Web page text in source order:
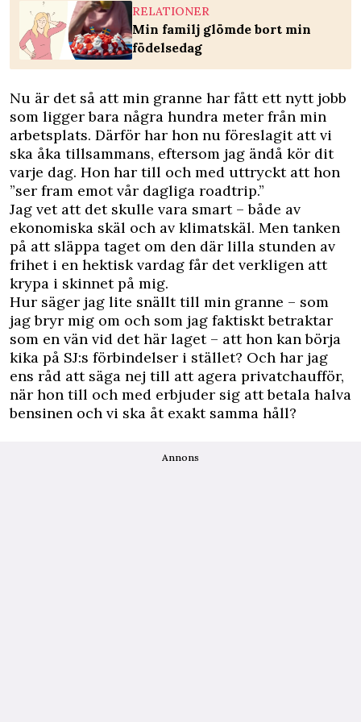
RELATIONER
Min familj glömde bort min
födelsedag
Nu är det så att min granne har fått ett nytt jobb
som ligger bara några hundra meter från min
arbetsplats. Därför har hon nu föreslagit att vi
ska åka tillsammans, eftersom jag ändå kör dit
varje dag. Hon har till och med uttryckt att hon
”ser fram emot vår dagliga roadtrip.”
Jag vet att det skulle vara smart – både av
ekonomiska skäl och av klimatskäl. Men tanken
på att släppa taget om den där lilla stunden av
frihet i en hektisk vardag får det verkligen att
krypa i skinnet på mig.
Hur säger jag lite snällt till min granne – som
jag bryr mig om och som jag faktiskt betraktar
som en vän vid det här laget – att hon kan börja
kika på SJ:s förbindelser i stället? Och har jag
ens råd att säga nej till att agera privatchaufför,
när hon till och med erbjuder sig att betala halva
bensinen och vi ska åt exakt samma håll?
Annons